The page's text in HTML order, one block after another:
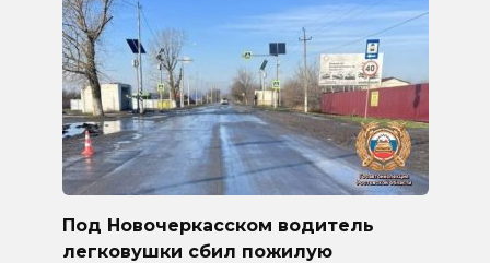
Под Новочеркасском водитель
легковушки сбил пожилую